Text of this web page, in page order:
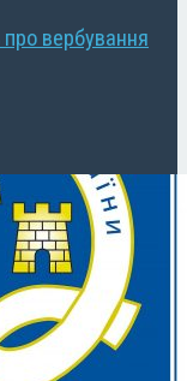
вербування